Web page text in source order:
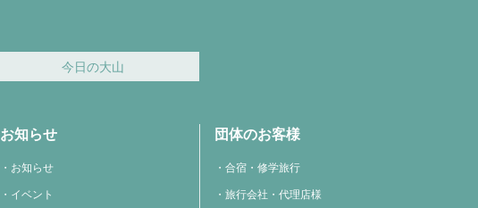
今日の大山
お知らせ
お知らせ
イベント
団体のお客様
合宿・修学旅行
旅行会社・代理店様